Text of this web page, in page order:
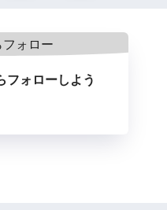
フォローしよう